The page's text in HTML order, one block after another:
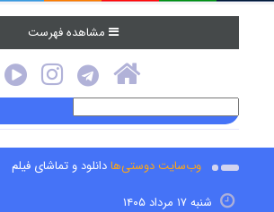
مشاهده فهرست
وب‌سایت دوستی‌هادانلود و تماشای فیلم
شنبه ۱۷ مرداد ۱۴۰۵